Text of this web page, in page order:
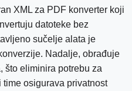
XML za PDF konverter koji
datoteke bez
sučelje alata je
Nadalje, obrađuje
što eliminira potrebu za
time osigurava privatnost